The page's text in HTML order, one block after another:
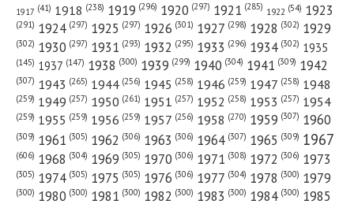
1917 (41) 1918 (238) 1919 (296) 1920 (297) 1921 (285) 1922 (54) 1923
(291) 1924 (297) 1925 (297) 1926 (301) 1927 (298) 1928 (302) 1929
(302) 1930 (297) 1931 (293) 1932 (295) 1933 (296) 1934 (302) 1935
(145) 1937 (147) 1938 (300) 1939 (299) 1940 (304) 1941 (309) 1942
(307) 1943 (265) 1944 (256) 1945 (258) 1946 (259) 1947 (258) 1948
(259) 1949 (257) 1950 (261) 1951 (257) 1952 (258) 1953 (257) 1954
(259) 1955 (259) 1956 (259) 1957 (256) 1958 (270) 1959 (307) 1960
(309) 1961 (305) 1962 (306) 1963 (306) 1964 (307) 1965 (309) 1967
(606) 1968 (304) 1969 (305) 1970 (306) 1971 (308) 1972 (306) 1973
(305) 1974 (305) 1975 (305) 1976 (306) 1977 (304) 1978 (300) 1979
(300) 1980 (300) 1981 (300) 1982 (300) 1983 (300) 1984 (300) 1985